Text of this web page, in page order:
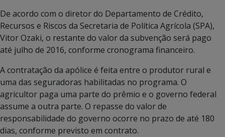
De acordo com o diretor do Departamento de Crédito,
Recursos e Riscos da Secretaria de Política Agrícola (SPA),
Vitor Ozaki, o restante do valor da subvenção será pago
até julho de 2016, conforme cronograma financeiro.
A contratação da apólice é feita entre o produtor rural e
uma das seguradoras habilitadas no programa. O
agricultor paga uma parte do prêmio e o governo federal
assume a outra parte. O repasse do valor de
responsabilidade do governo ocorre no prazo de até 180
dias, conforme previsto em contrato.